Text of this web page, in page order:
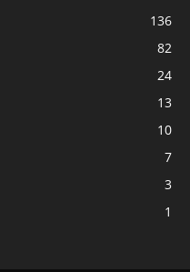
136
82
24
13
10
7
3
1